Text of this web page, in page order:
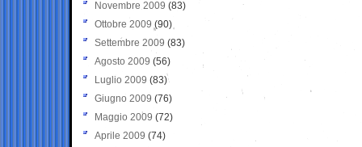
Novembre 2009 (83)
Ottobre 2009 (90)
Settembre 2009 (83)
Agosto 2009 (56)
Luglio 2009 (83)
Giugno 2009 (76)
Maggio 2009 (72)
Aprile 2009 (74)